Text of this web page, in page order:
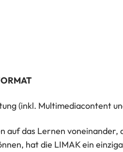
(inkl. Multimediacontent
auf das Lernen
hat die LIMAK ein